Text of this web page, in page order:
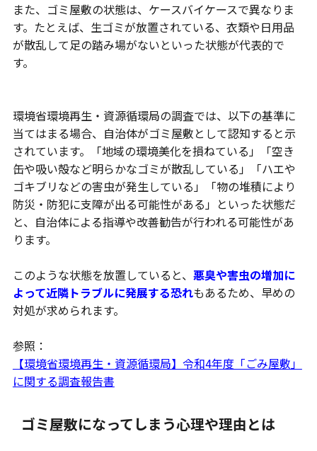
また、ゴミ屋敷の状態は、ケースバイケースで異なりま
す。たとえば、生ゴミが放置されている、衣類や日用品
が散乱して足の踏み場がないといった状態が代表的で
す。
環境省環境再生・資源循環局の調査では、以下の基準に
当てはまる場合、自治体がゴミ屋敷として認知すると示
されています。「地域の環境美化を損ねている」「空き
缶や吸い殻など明らかなゴミが散乱している」「ハエや
ゴキブリなどの害虫が発生している」「物の堆積により
防災・防犯に支障が出る可能性がある」といった状態だ
と、自治体による指導や改善勧告が行われる可能性があ
ります。
このような状態を放置していると、 悪臭や害虫の増加に
よって近隣トラブルに発展する恐れもあるため、早めの
対処が求められます。
参照：
【環境省環境再生・資源循環局】令和4年度「ごみ屋敷」
に関する調査報告書
ゴミ屋敷になってしまう心理や理由とは